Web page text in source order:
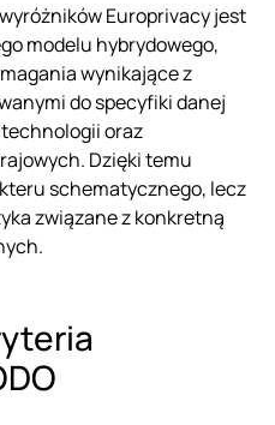
Europrivacy jest
modelu hybrydowego,
wynikające z
do specyfiki danej
oraz
Dzięki temu
schematycznego, lecz
związane z konkretną